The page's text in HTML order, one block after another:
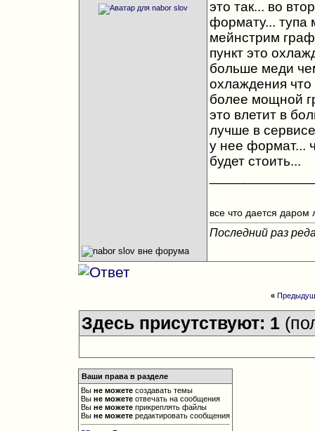
это так... во
формату... тупа
мейнстрим
пункт это
больше меди
охлаждения
более мощной
это влетит в
лучше в
у нее формат...
будет стоить...
все что дается даром
Последний раз
«
Здесь присутствуют: 1
Ваши права в разделе
Выне можете создавать темы
Выне можете отвечать на сообщения
Выне можете прикреплять файлы
Выне можете редактировать сообщения